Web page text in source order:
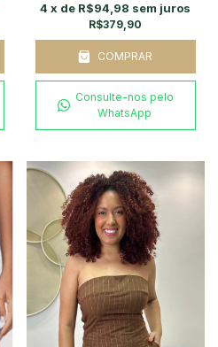
R$379,90
4 x de R$94,98 sem juros
COMPRAR
Consulte-nos pelo
WhatsApp